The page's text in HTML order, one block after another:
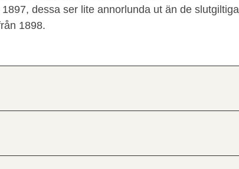
dessa ser lite annorlunda ut än de slutgiltiga
1898.